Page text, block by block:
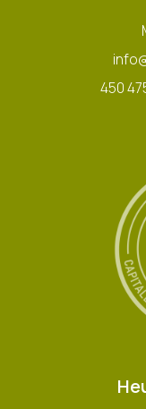
450